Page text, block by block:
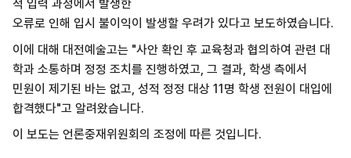
적 입력 과정에서 발생한
오류로 인해 입시 불이익이 발생할 우려가 있다고 보도하였습니다.
이에 대해 대전예술고는 "사안 확인 후 교육청과 협의하여 관련 대
학과 소통하며 정정 조치를 진행하였고, 그 결과, 학생 측에서
민원이 제기된 바는 없고, 성적 정정 대상 11명 학생 전원이 대입에
합격했다"고 알려왔습니다.
이 보도는 언론중재위원회의 조정에 따른 것입니다.